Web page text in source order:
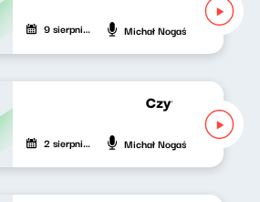
9 sierpnia 2020 Michał Nogaś
Czytał Michał
2 sierpnia 2020 Michał Nogaś